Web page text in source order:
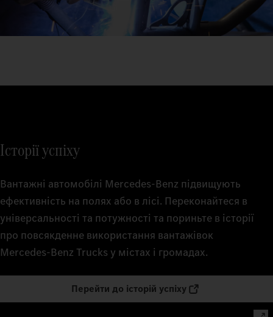
Історії успіху
Вантажні автомобілі Mercedes‑Benz підвищують
ефективність на полях або в лісі. Переконайтеся в
універсальності та потужності та пориньте в історії
про повсякденне використання вантажівок
Mercedes‑Benz Trucks у містах і громадах.
Перейти до історій успіху